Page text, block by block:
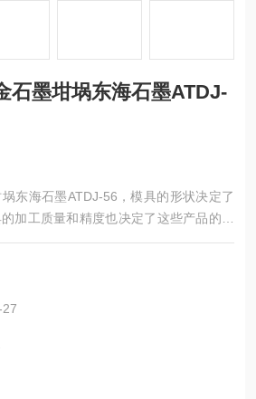
石墨坩埚东海石墨ATDJ-
东海石墨ATDJ-56，模具的形状决定了
加工质量和精度也决定了这些产品的质
展迅速，石墨材料，新工艺和不断增加